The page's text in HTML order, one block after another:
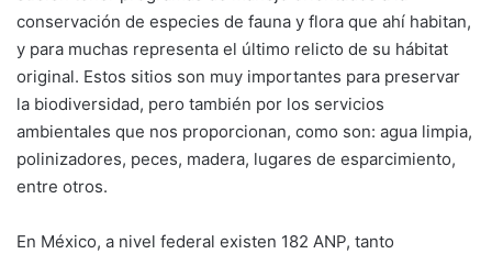
conservación de especies de fauna y flora que ahí habitan,
y para muchas representa el último relicto de su hábitat
original. Estos sitios son muy importantes para preservar
la biodiversidad, pero también por los servicios
ambientales que nos proporcionan, como son: agua limpia,
polinizadores, peces, madera, lugares de esparcimiento,
entre otros.
En México, a nivel federal existen 182 ANP, tanto